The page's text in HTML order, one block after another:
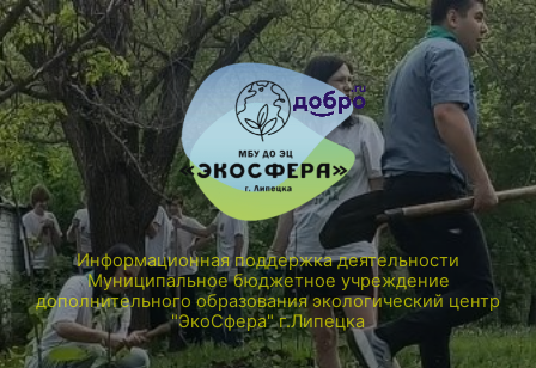
Информационная поддержка деятельности
Муниципальное бюджетное учреждение
дополнительного образования экологический центр
"ЭкоСфера" г.Липецка